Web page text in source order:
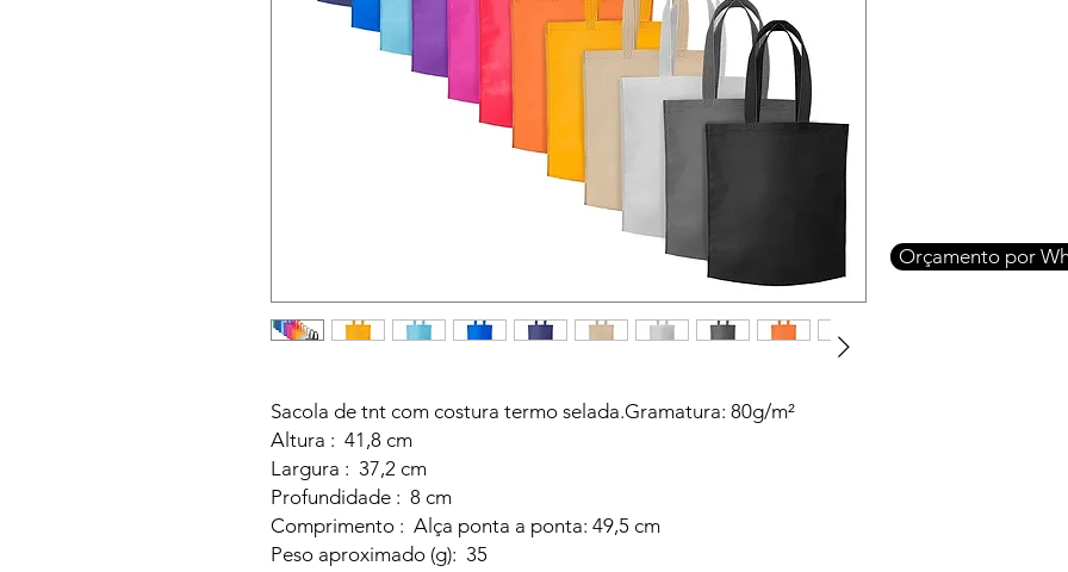
Sacola de tnt com costura termo selada.Gramatura: 80g/m²
Altura : 41,8 cm
Largura : 37,2 cm
Profundidade : 8 cm
Comprimento : Alça ponta a ponta: 49,5 cm
Peso aproximado (g): 35
Orçamento por